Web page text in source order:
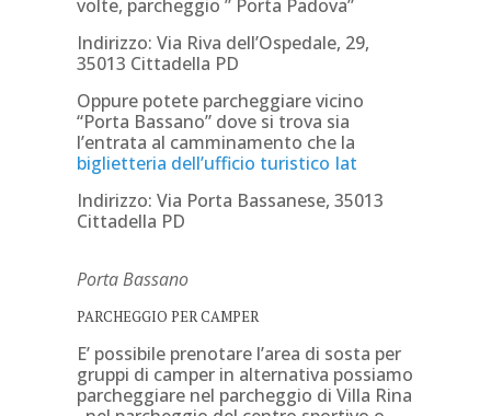
volte, parcheggio ” Porta Padova”
Indirizzo: Via Riva dell’Ospedale, 29,
35013 Cittadella PD
Oppure potete parcheggiare vicino
“Porta Bassano” dove si trova sia
l’entrata al camminamento che la
biglietteria dell’ufficio turistico Iat
Indirizzo: Via Porta Bassanese, 35013
Cittadella PD
Porta Bassano
PARCHEGGIO PER CAMPER
E’ possibile prenotare l’area di sosta per
gruppi di camper in alternativa possiamo
parcheggiare nel parcheggio di Villa Rina